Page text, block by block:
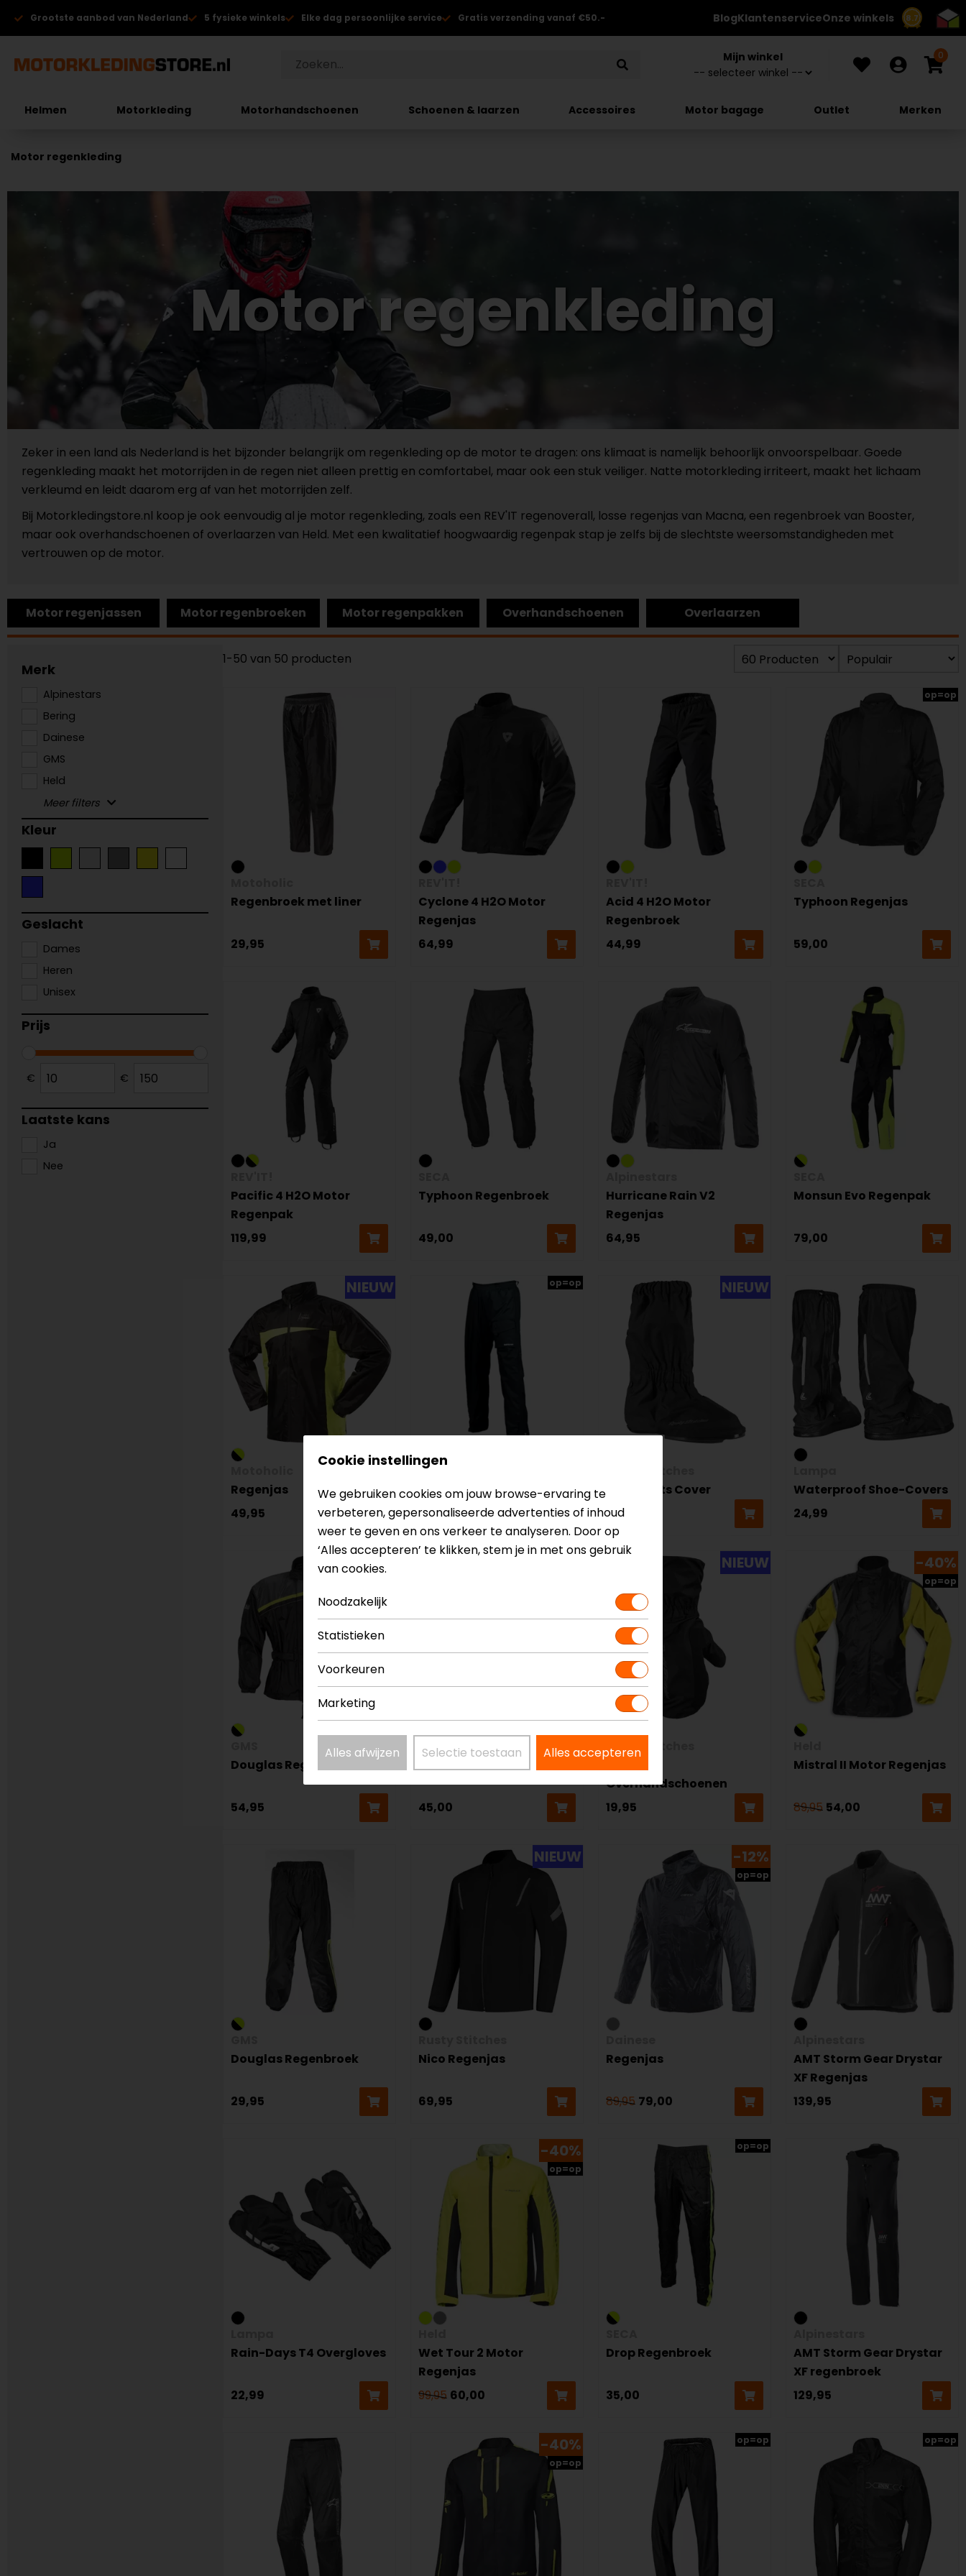
8.7
Grootste aanbod van Nederland 5 fysieke winkels Elke dag persoonlijke service Gratis verzending vanaf €50.- BlogKlantenserviceOnze winkels
Mijn winkel 0
Helmen Motorkleding Motorhandschoenen Schoenen & laarzen Accessoires Motor bagage Outlet Merken
Motor regenkleding
Motor regenkleding
Zeker in een land als Nederland is het bijzonder belangrijk om regenkleding op de motor te dragen: ons klimaat is namelijk behoorlijk onvoorspelbaar. Goede
regenkleding maakt het motorrijden in de regen niet alleen prettig en comfortabel, maar ook een stuk veiliger. Natte motorkleding irriteert, maakt het lichaam
verkleumd en leidt daarom erg af van het motorrijden zelf.
Bij Motorkledingstore.nl koop je ook eenvoudig al je motor regenkleding, zoals een REV'IT regenoverall, losse regenjas van Macna, een regenbroek van Booster,
maar ook overhandschoenen of overlaarzen van Held. Met een kwalitatief hoogwaardig regenpak stap je zelfs bij de slechtste weersomstandigheden met
vertrouwen op de motor.
Motor regenjassen Motor regenbroeken Motor regenpakken Overhandschoenen Overlaarzen
Merk
Alpinestars
Bering
Dainese
GMS
Held
Kleur
Geslacht
Dames
Heren
Unisex
Prijs
€ €
Laatste kans
Ja
Nee
1-50 van 50 producten
Regenbroek met liner
29,95
Cyclone 4 H2O Motor
Regenjas
64,99
Acid 4 H2O Motor
Regenbroek
44,99
op=op
Typhoon Regenjas
59,00
Pacific 4 H2O Motor
Regenpak
119,99
Typhoon Regenbroek
49,00
Hurricane Rain V2
Regenjas
64,95
Monsun Evo Regenpak
79,00
NIEUW
Regenjas
49,95
op=op
Bering
Chicago Regenbroek
62,99
NIEUW
Rain Boots Cover
39,95
Waterproof Shoe-Covers
24,99
Douglas Regenjas
54,95
op=op
SECA
Regenjas
45,00
NIEUW
Rusty Stitches
Overhandschoenen
19,95
-40%
op=op
Mistral II Motor Regenjas
89,95 54,00
Douglas Regenbroek
29,95
NIEUW
Nico Regenjas
69,95
-12%
op=op
Regenjas
89,95 79,00
AMT Storm Gear Drystar
XF Regenjas
139,95
Rain-Days T4 Overgloves
22,99
-40%
op=op
Wet Tour 2 Motor
Regenjas
99,95 60,00
op=op
Drop Regenbroek
35,00
AMT Storm Gear Drystar
XF regenbroek
129,95
-40%
op=op
op=op op=op
Cookie instellingen
We gebruiken cookies om jouw browse-ervaring te
verbeteren, gepersonaliseerde advertenties of inhoud
weer te geven en ons verkeer te analyseren. Door op
‘Alles accepteren’ te klikken, stem je in met ons gebruik
van cookies.
Noodzakelijk
Statistieken
Voorkeuren
Marketing
Alles afwijzen Selectie toestaan Alles accepteren